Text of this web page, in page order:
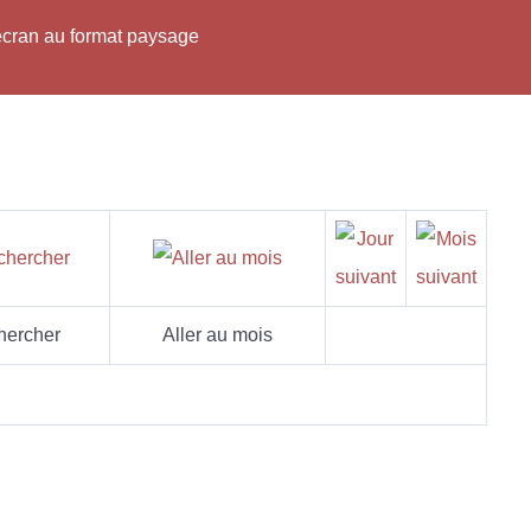
au format paysage
Aller au mois